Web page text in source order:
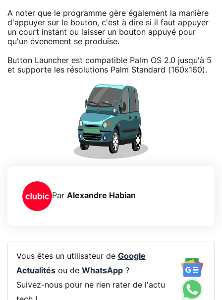
A noter que le programme gère également la manière
d'appuyer sur le bouton, c'est à dire si il faut appuyer
un court instant ou laisser un bouton appuyé pour
qu'un évenement se produise.
Button Launcher est compatible Palm OS 2.0 jusqu'à 5
et supporte les résolutions Palm Standard (160x160).
Par Alexandre Habian
Vous êtes un utilisateur de Google
Actualitésou de WhatsApp?
Suivez-nous pour ne rien rater de l'actu